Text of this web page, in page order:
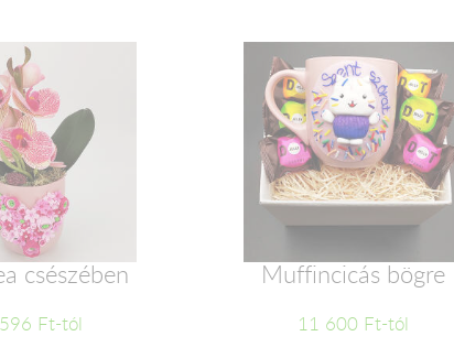
csészében
Ft-tól
Muffincicás bögre
11 600 Ft-tól